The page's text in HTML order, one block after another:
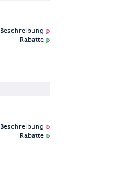
Beschreibung
Rabatte
Beschreibung
Rabatte